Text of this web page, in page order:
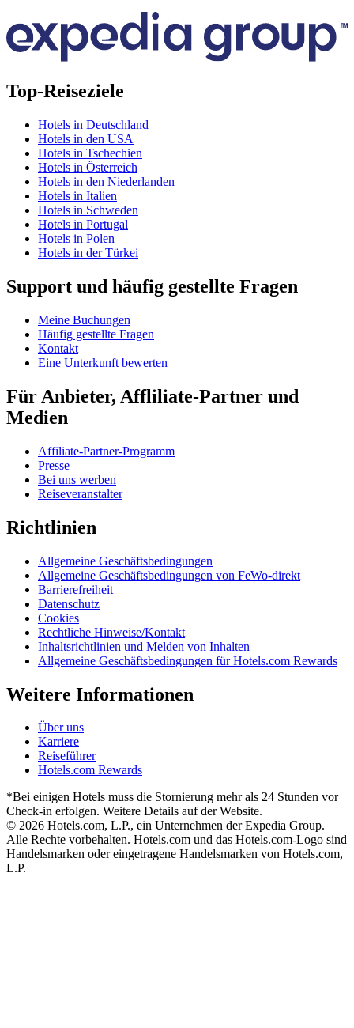
Top-Reiseziele
Hotels in Deutschland
Hotels in den USA
Hotels in Tschechien
Hotels in Österreich
Hotels in den Niederlanden
Hotels in Italien
Hotels in Schweden
Hotels in Portugal
Hotels in Polen
Hotels in der Türkei
Support und häufig gestellte Fragen
Meine Buchungen
Häufig gestellte Fragen
Kontakt
Eine Unterkunft bewerten
Für Anbieter, Affliliate-Partner und
Medien
Affiliate-Partner-Programm
Presse
Bei uns werben
Reiseveranstalter
Richtlinien
Allgemeine Geschäftsbedingungen
Allgemeine Geschäftsbedingungen von FeWo-direkt
Barrierefreiheit
Datenschutz
Cookies
Rechtliche Hinweise/Kontakt
Inhaltsrichtlinien und Melden von Inhalten
Allgemeine Geschäftsbedingungen für Hotels.com Rewards
Weitere Informationen
Über uns
Karriere
Reiseführer
Hotels.com Rewards
*Bei einigen Hotels muss die Stornierung mehr als 24 Stunden vor
Check-in erfolgen. Weitere Details auf der Website.
© 2026 Hotels.com, L.P., ein Unternehmen der Expedia Group.
Alle Rechte vorbehalten. Hotels.com und das Hotels.com-Logo sind
Handelsmarken oder eingetragene Handelsmarken von Hotels.com,
L.P.